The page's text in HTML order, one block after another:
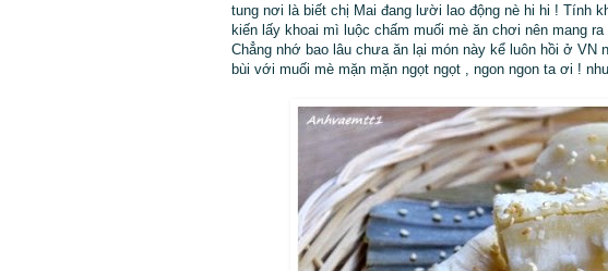
tung nơi là biết chị Mai đang lười lao động nè hi hi ! Tính
kiến lấy khoai mì luộc chấm muối mè ăn chơi nên mang
Chẳng nhớ bao lâu chưa ăn lại món này kể luôn hồi ở
bùi với muối mè mặn mặn ngọt ngọt , ngon ngon ta ơi !